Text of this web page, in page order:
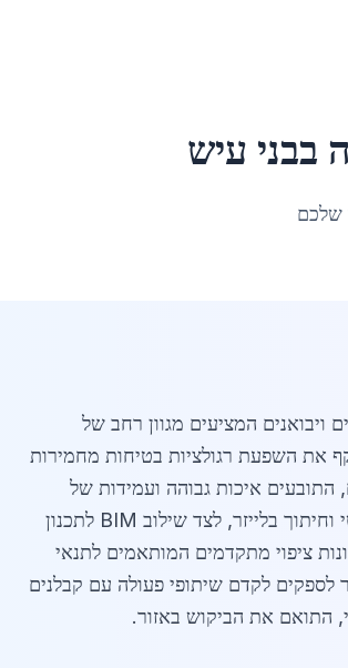
בבני עיש
שלכם
ויבואנים המציעים מגוון רחב של
לפרויקטים אזוריים. המחיר הממוצע עומד על כ-4380 ₪ לטון, המשקף את השפעת רגולציות בטיחות מחמירות
התובעים איכות גבוהה ועמידות של
הפרופילים לאורך זמן. שחקנים מקומיים משקיעים באוטומציה וטכנולוגיות ייצור מתקדמות, ביניהן ריתוך רובוטי וחיתוך בלייזר, לצד שילוב BIM לתכנון
ציפוי מתקדמים המותאמים לתנאי
לספקים לקדם שיתופי פעולה עם קבלנים
התואם את הביקוש באזור.